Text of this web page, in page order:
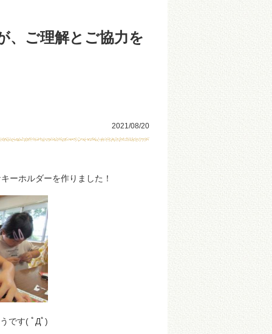
ご理解とご協力を
2021/08/20
ーホルダーを作りました！
です( ﾟДﾟ)